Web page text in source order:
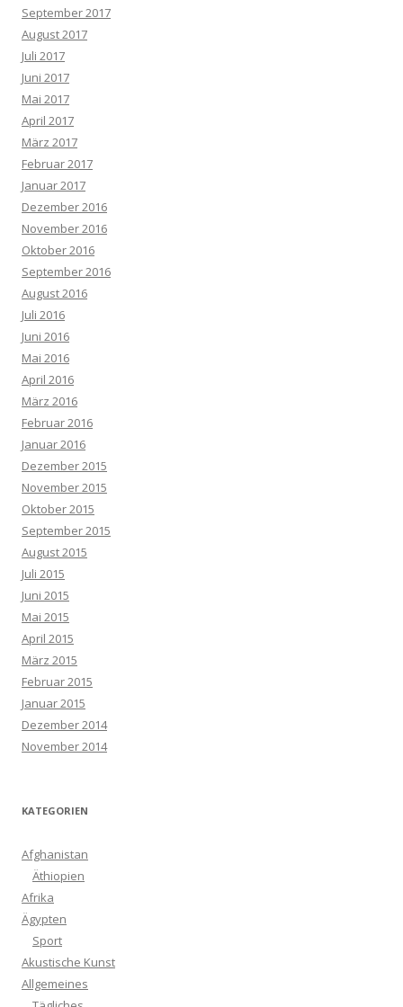
September 2017
August 2017
Juli 2017
Juni 2017
Mai 2017
April 2017
März 2017
Februar 2017
Januar 2017
Dezember 2016
November 2016
Oktober 2016
September 2016
August 2016
Juli 2016
Juni 2016
Mai 2016
April 2016
März 2016
Februar 2016
Januar 2016
Dezember 2015
November 2015
Oktober 2015
September 2015
August 2015
Juli 2015
Juni 2015
Mai 2015
April 2015
März 2015
Februar 2015
Januar 2015
Dezember 2014
November 2014
KATEGORIEN
Afghanistan
Äthiopien
Afrika
Ägypten
Sport
Akustische Kunst
Allgemeines